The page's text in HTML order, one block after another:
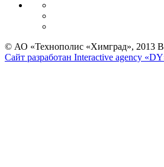
© АО «Технополис «Химград», 2013
Сайт разработан Interactive agency